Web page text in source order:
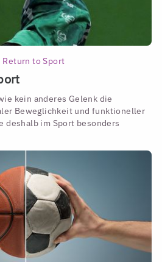
Return to Sport
kein anderes Gelenk die
Beweglichkeit und funktioneller
deshalb im Sport besonders